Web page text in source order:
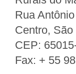
Rua
Centro,
CEP:
Fax: + 55